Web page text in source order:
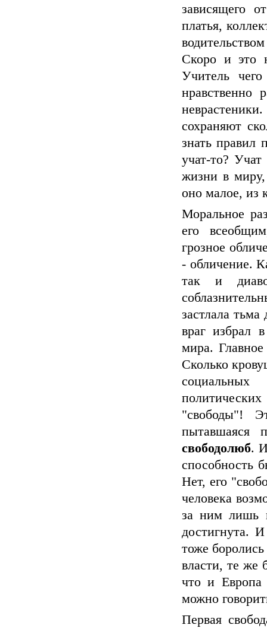
зависящего
платья,
Скоро и это
Учитель
нравственно
сохраняют
знать правил
учат-то?
жизни в миру,
оно малое, из
Моральное
его
грозное
- обличение.
так и
застлала
враг избрал
мира.
Сколько
"свободы"!
пытавшаяся
свободолюб.
способность
Нет, его
человека
за ним лишь
достигнута.
тоже боролись
власти, те же
что и Европа
можно
Первая